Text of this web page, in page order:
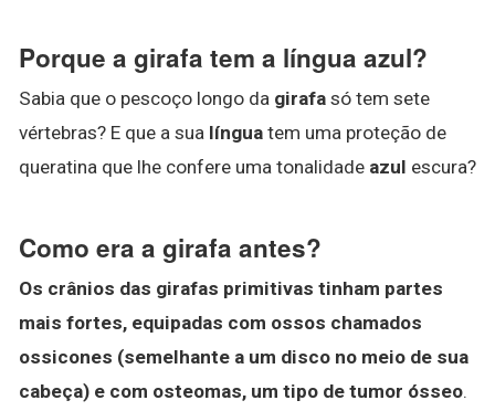
Porque a girafa tem a língua azul?
Sabia que o pescoço longo da girafa só tem sete
vértebras? E que a sua língua tem uma proteção de
queratina que lhe confere uma tonalidade azul escura?
Como era a girafa antes?
Os crânios das girafas primitivas tinham partes
mais fortes, equipadas com ossos chamados
ossicones (semelhante a um disco no meio de sua
cabeça) e com osteomas, um tipo de tumor ósseo.